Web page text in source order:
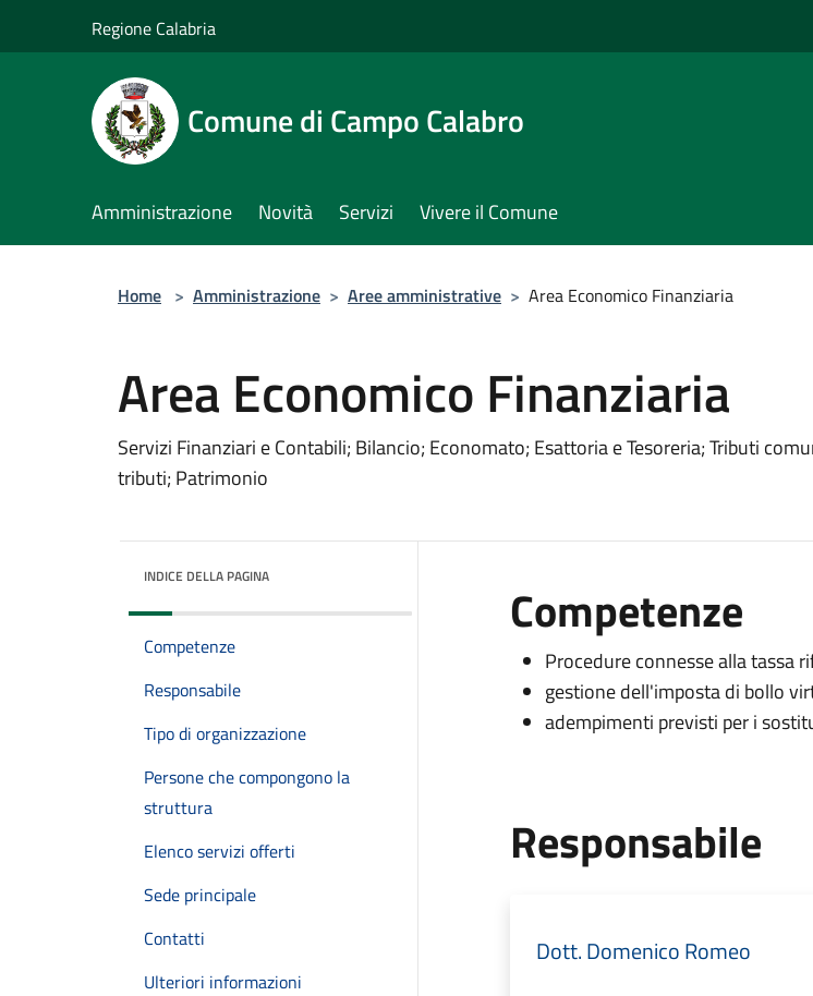
Regione Calabria
Comune di Campo Calabro
Amministrazione Novità Servizi Vivere il Comune
Home > Amministrazione > Aree amministrative > Area Economico Finanziaria
Area Economico Finanziaria
Servizi Finanziari e Contabili; Bilancio; Economato; Esattoria e Tesoreria; Tributi
tributi; Patrimonio
INDICE DELLA PAGINA
Competenze
Responsabile
Tipo di organizzazione
Persone che compongono la
struttura
Elenco servizi offerti
Sede principale
Contatti
Ulteriori informazioni
Competenze
Procedure connesse alla tassa
gestione dell'imposta di bollo
adempimenti previsti per i
Responsabile
Dott. Domenico Romeo